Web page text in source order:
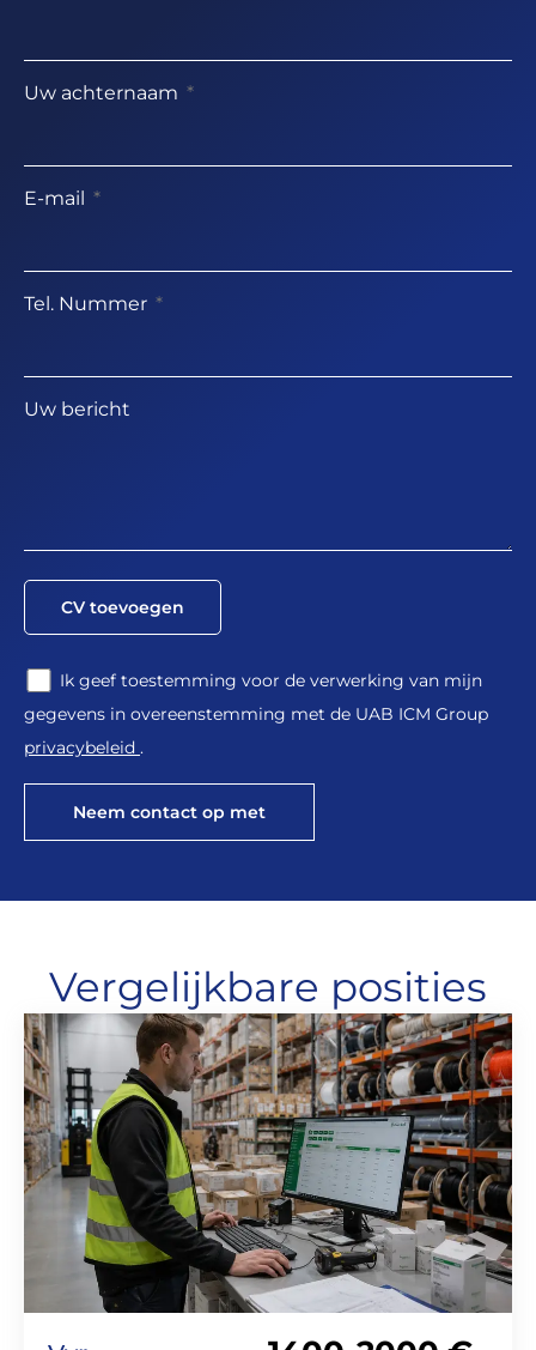
Uw achternaam
E-mail
Tel. Nummer
Uw bericht
CV toevoegen
Ik geef toestemming voor de verwerking van mijn
gegevens in overeenstemming met de UAB ICM Group
privacybeleid .
Neem contact op met
Vergelijkbare posities